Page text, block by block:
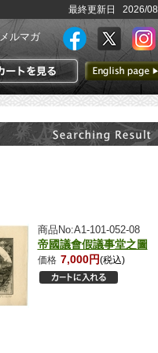
最終更新日 2026/
メルマガ
カートを見る
英語ページへ
商品No:A1-101-052-08
帝國議會假議事堂之圖
価格 7,000円(税込)